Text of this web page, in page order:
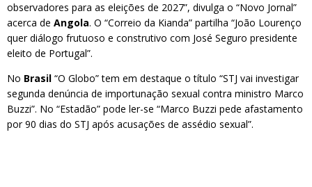
observadores para as eleições de 2027”, divulga o “Novo Jornal”
acerca de Angola. O “Correio da Kianda” partilha “João Lourenço
quer diálogo frutuoso e construtivo com José Seguro presidente
eleito de Portugal”.
No Brasil “O Globo” tem em destaque o título “STJ vai investigar
segunda denúncia de importunação sexual contra ministro Marco
Buzzi”. No “Estadão” pode ler-se “Marco Buzzi pede afastamento
por 90 dias do STJ após acusações de assédio sexual”.